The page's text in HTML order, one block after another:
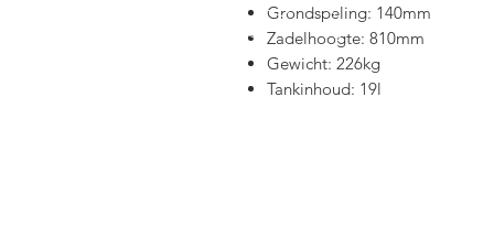
Grondspeling: 140mm
Zadelhoogte: 810mm
Gewicht: 226kg
Tankinhoud: 19l